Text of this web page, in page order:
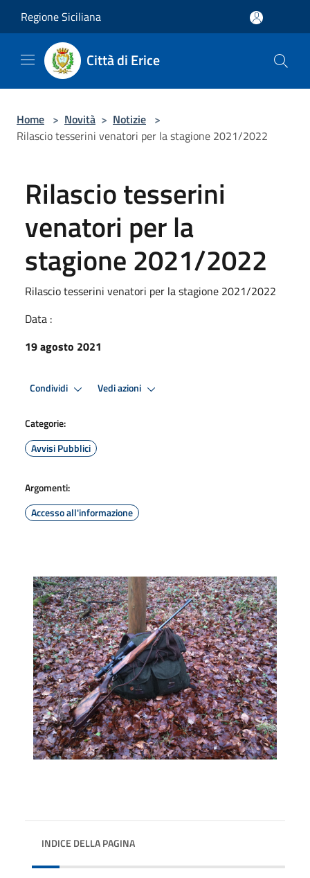
Regione Siciliana
Città di Erice
Home > Novità > Notizie >
Rilascio tesserini venatori per la stagione 2021/2022
Rilascio tesserini
venatori per la
stagione 2021/2022
Rilascio tesserini venatori per la stagione 2021/2022
Data :
19 agosto 2021
Condividi Vedi azioni
Categorie:
Avvisi Pubblici
Argomenti:
Accesso all'informazione
INDICE DELLA PAGINA